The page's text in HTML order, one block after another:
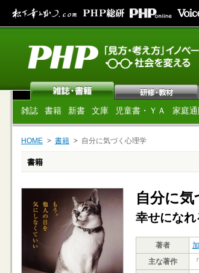
雑誌 書籍 新書 文庫 児童書・ＹＡ 家庭通
HOME 書籍 自分に気づく心理学
書籍
自分に
幸せになれ
著者
主な著作
『